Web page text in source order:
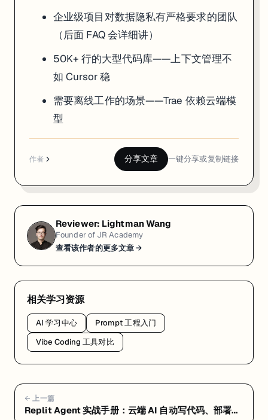
企业级项目对数据隐私有严格要求的团队
（后面 FAQ 会详细讲）
50K+ 行的大型代码库——上下文管理不
如 Cursor 稳
需要离线工作的场景——Trae 依赖云端模
型
作者 分享文章 一键分享或复制链接
Reviewer: Lightman Wang
Founder of JR Academy
查看该作者的更多文章 →
相关学习资源
AI 学习中心
Prompt 工程入门
Vibe Coding 工具对比
← 上一篇
Replit Agent 实战手册：云端 AI 自动写代码、部署一